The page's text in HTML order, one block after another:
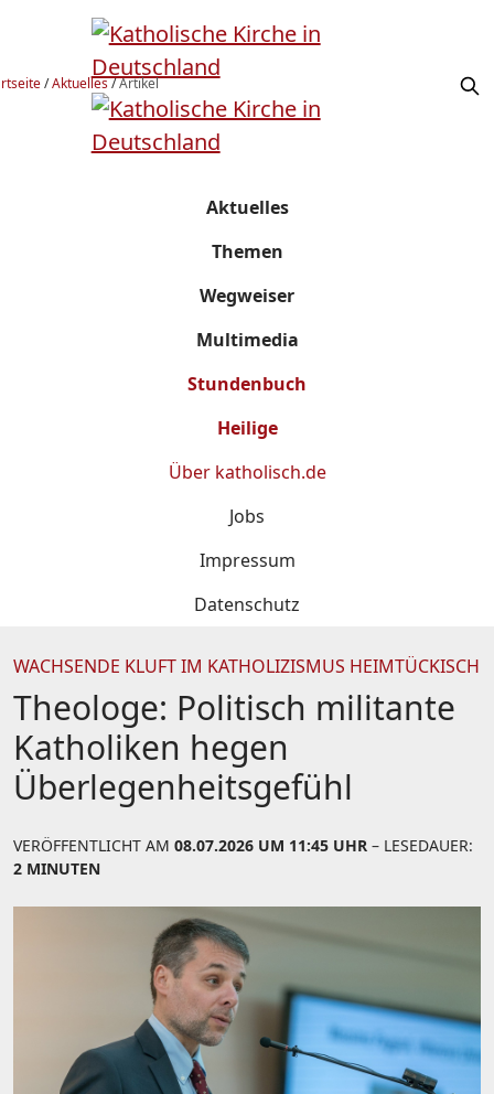
/Aktuelles/Artikel
Aktuelles
Themen
Wegweiser
Multimedia
Stundenbuch
Heilige
Über katholisch.de
Jobs
Impressum
Datenschutz
WACHSENDE KLUFT IM KATHOLIZISMUS HEIMTÜCKISCH
Theologe: Politisch militante
Katholiken hegen
Überlegenheitsgefühl
VERÖFFENTLICHT AM 08.07.2026 UM 11:45 UHR – LESEDAUER:
2 MINUTEN